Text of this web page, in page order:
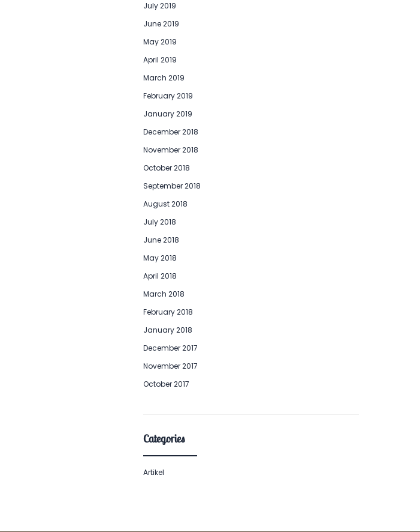
July 2019
June 2019
May 2019
April 2019
March 2019
February 2019
January 2019
December 2018
November 2018
October 2018
September 2018
August 2018
July 2018
June 2018
May 2018
April 2018
March 2018
February 2018
January 2018
December 2017
November 2017
October 2017
Categories
Artikel